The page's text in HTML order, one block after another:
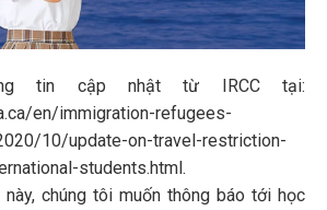
tin cập nhật từ IRCC tại:
en/immigration-refugees-
10/update-on-travel-restriction-
students.html.
chúng tôi muốn thông báo tới học